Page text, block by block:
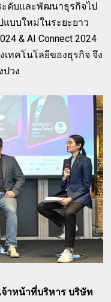
ดับและพัฒนาธุรกิจไป
บบใหม่ในระยะยาว
& AI Connect 2024
ทคโนโลยีของธุรกิจ จึง
ปวง
าหน้าที่บริหาร บริษัท